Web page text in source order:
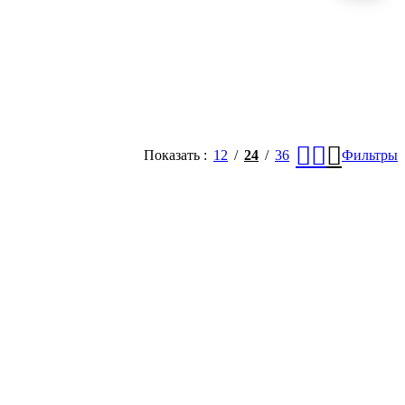
Показать 12 24 36 Фильтры